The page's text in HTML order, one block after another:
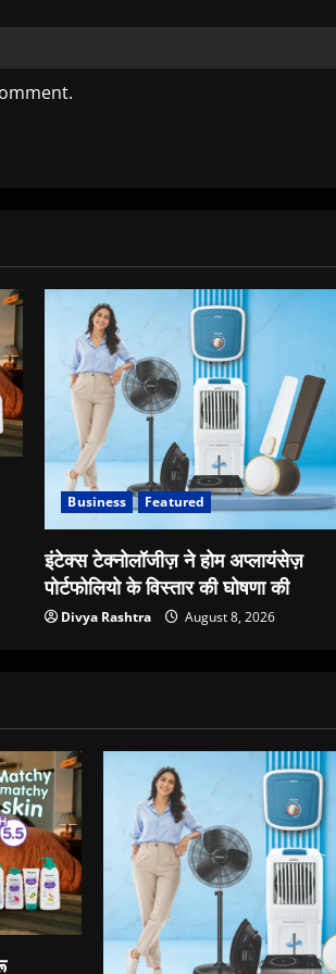
Business Featured
इंटेक्स टेक्नोलॉजीज़ ने होम अप्लायंसेज़
पोर्टफोलियो के विस्तार की घोषणा की
Divya Rashtra August 8, 2026